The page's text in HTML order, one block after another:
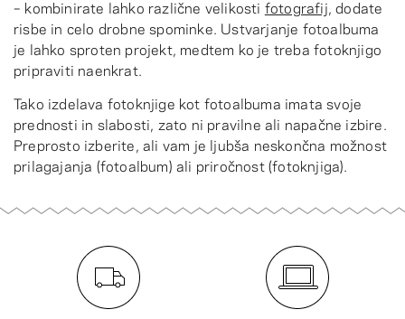
– kombinirate lahko različne velikosti fotografij, dodate
risbe in celo drobne spominke. Ustvarjanje fotoalbuma
je lahko sproten projekt, medtem ko je treba fotoknjigo
pripraviti naenkrat.
Tako izdelava fotoknjige kot fotoalbuma imata svoje
prednosti in slabosti, zato ni pravilne ali napačne izbire.
Preprosto izberite, ali vam je ljubša neskončna možnost
prilagajanja (fotoalbum) ali priročnost (fotoknjiga).